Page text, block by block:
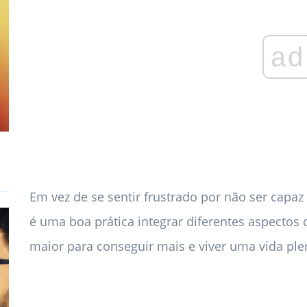
ad
Em vez de se sentir frustrado por não ser
é uma boa prática integrar diferentes
maior para conseguir mais e viver uma vida